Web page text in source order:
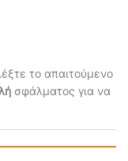
το απαιτούμενο
σφάλματος για να